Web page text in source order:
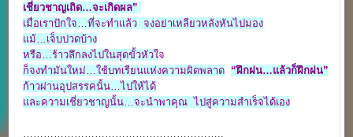
เชี่ยวชาญเถิด…จะเกิดผล”
เมื่อเราปักใจ…ที่จะทำแล้ว จงอย่าเหลียวหลังหันไปมอง
แม้…เจ็บปวดบ้าง
หรือ…ร้าวลึกลงไปในสุดขั้วหัวใจ
ก็จงทำมันใหม่…ใช้บทเรียนแห่งความผิดพลาด “ฝึกฝน…แล้วก็ฝึกฝน”
ก้าวผ่านอุปสรรคนั้น…ไปให้ได้
และความเชี่ยวชาญนั้น…จะนำพาคุณ ไปสู่ความสำเร็จได้เอง